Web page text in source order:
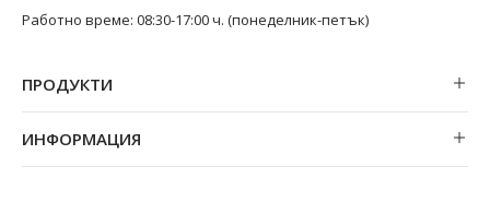
Работно време: 08:30-17:00 ч. (понеделник-петък)
ПРОДУКТИ
ИНФОРМАЦИЯ